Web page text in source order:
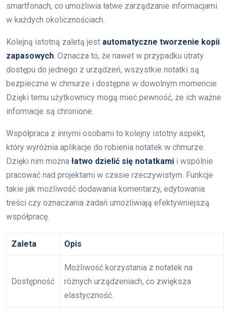
smartfonach, co umożliwia łatwe zarządzanie informacjami
w każdych okolicznościach.
Kolejną istotną zaletą jest automatyczne tworzenie kopii
zapasowych . Oznacza to, że nawet w przypadku utraty
dostępu do jednego z urządzeń, wszystkie notatki są
bezpieczne w chmurze i dostępne w dowolnym momencie.
Dzięki temu użytkownicy mogą mieć pewność, że ich ważne
informacje są chronione.
Współpraca z innymi osobami to kolejny istotny aspekt,
który wyróżnia aplikacje do robienia notatek w chmurze.
Dzięki nim można łatwo dzielić się notatkami i wspólnie
pracować nad projektami w czasie rzeczywistym. Funkcje
takie jak możliwość dodawania komentarzy, edytowania
treści czy oznaczania zadań umożliwiają efektywniejszą
współpracę.
Zaleta Opis
Dostępność
Możliwość korzystania z notatek na
różnych urządzeniach, co zwiększa
elastyczność.